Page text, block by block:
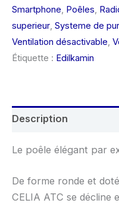
Smartphone, Poêles,
superieur, Systeme de
Ventilation désactivable,
Étiquette : Edilkamin
Description
Le poêle élégant par
De forme ronde et
CELIA ATC se décline